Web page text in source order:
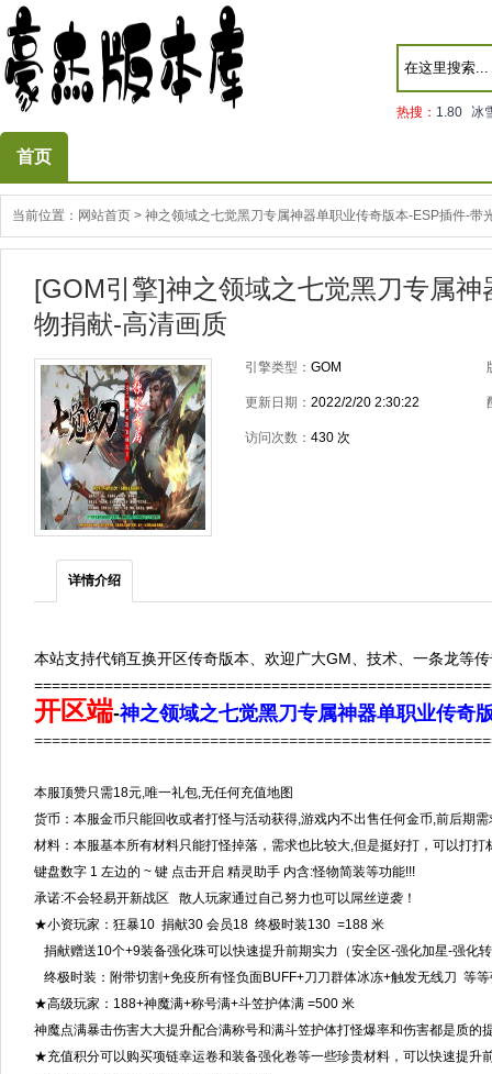
热搜： 1.80 冰
首页
当前位置： 网站首页 > 神之领域之七觉黑刀专属神器单职业传奇版本-ESP插件-带
[GOM引擎]神之领域之七觉黑刀专属
物捐献-高清画质
引擎类型： GOM
更新日期： 2022/2/20 2:30:22
访问次数： 430 次
详情介绍
本站支持代销互换开区传奇版本、欢迎广大GM、技术、一条龙等
开区端-神之领域之七觉黑刀专属神器单职业传奇
本服顶赞只需18元,唯一礼包,无任何充值地图
货币：本服金币只能回收或者打怪与活动获得,游戏内不出售任何金币,前后期
材料：本服基本所有材料只能打怪掉落，需求也比较大,但是挺好打，可以打打
键盘数字 1 左边的 ~ 键 点击开启 精灵助手 内含:怪物简装等功能!!!
承诺:不会轻易开新战区 散人玩家通过自己努力也可以屌丝逆袭！
★小资玩家：狂暴10 捐献30 会员18 终极时装130 =188 米
捐献赠送10个+9装备强化珠可以快速提升前期实力（安全区-强化加星-强化
终极时装：附带切割+免疫所有怪负面BUFF+刀刀群体冰冻+触发无线刀 等
★高级玩家：188+神魔满+称号满+斗笠护体满 =500 米
神魔点满暴击伤害大大提升配合满称号和满斗笠护体打怪爆率和伤害都是质的
★充值积分可以购买项链幸运卷和装备强化卷等一些珍贵材料，可以快速提升